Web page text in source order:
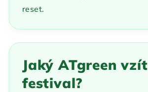
reset.
Jaký ATgreen
festival?